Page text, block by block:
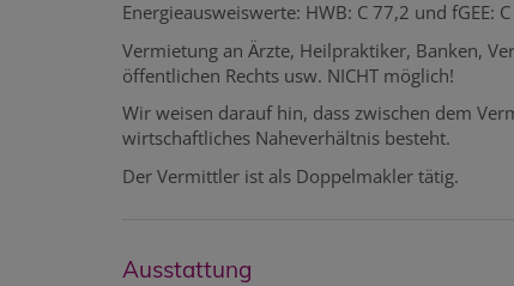
Energieausweiswerte: HWB: C 77,2 und fGEE:
Vermietung an Ärzte, Heilpraktiker, Banken,
öffentlichen Rechts usw. NICHT möglich!
Wir weisen darauf hin, dass zwischen dem
wirtschaftliches Naheverhältnis besteht.
Der Vermittler ist als Doppelmakler tätig.
Ausstattung